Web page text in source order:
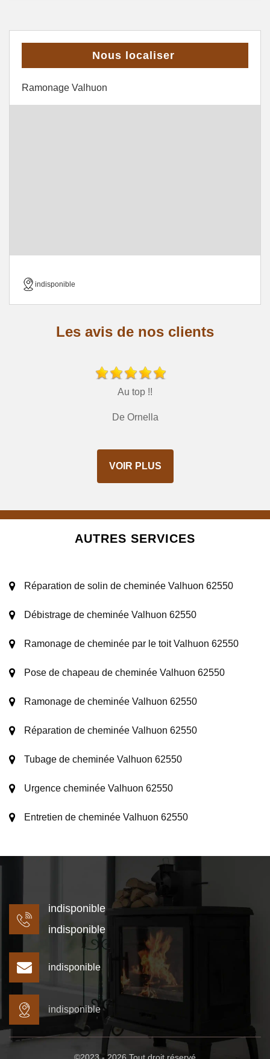
Nous localiser
Ramonage Valhuon
indisponible
Les avis de nos clients
Au top !!
De Ornella
VOIR PLUS
AUTRES SERVICES
Réparation de solin de cheminée Valhuon 62550
Débistrage de cheminée Valhuon 62550
Ramonage de cheminée par le toit Valhuon 62550
Pose de chapeau de cheminée Valhuon 62550
Ramonage de cheminée Valhuon 62550
Réparation de cheminée Valhuon 62550
Tubage de cheminée Valhuon 62550
Urgence cheminée Valhuon 62550
Entretien de cheminée Valhuon 62550
indisponible
indisponible
indisponible
indisponible